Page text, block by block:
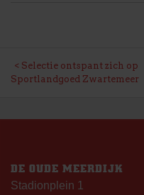
BERICHT
Selectie ontspant zich op
Sportlandgoed Zwartemeer
DE OUDE MEERDIJK
Stadionplein 1